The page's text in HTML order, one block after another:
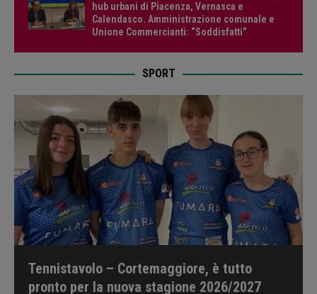
hub urbani di Piacenza, Vernasca e
Calendasco. Amministrazione comunale e
Unione Commercianti: “Soddisfatti”
SPORT
Tennistavolo – Cortemaggiore, è tutto
pronto per la nuova stagione 2026/2027